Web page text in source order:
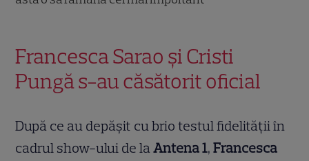
Francesca Sarao și Cristi
Pungă s-au căsătorit oficial
După ce au depășit cu brio testul fidelității în
cadrul show-ului de laAntena 1,Francesca